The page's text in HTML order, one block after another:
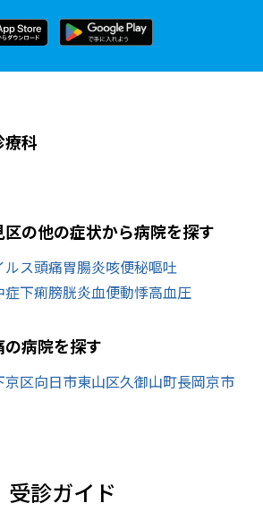
療科
の他の症状から病院を探す
ルス頭痛胃腸炎咳便秘嘔吐
症下痢膀胱炎血便動悸高血圧
病院を探す
京区向日市東山区久御山町長岡京市
受診ガイド